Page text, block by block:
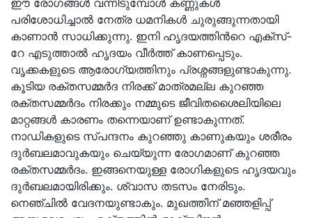
ഈ രോഗങ്ങൾ വന്നിടുമ്പോൾ കണ്ണുകൾ
പരിശോധിച്ചാൽ നേത്ര ധമനികൾ ചുരുങ്ങുന്നതായി
കാണാൻ സാധിക്കുന്നു. ഇനി ഹൃദയത്തിൻറെ എക്സ്-
റേ എടുത്താൽ ഹൃദയം വീർത്ത് കാണപ്പെടും.
വൃക്കകളുടെ ആരോഗ്യത്തിനും പ്രശ്നങ്ങളുണ്ടാകുന്നു.
കൂടിയ രക്തസമ്മർദ നിരക്ക് മാത്രമല്ല കുറഞ്ഞ
രക്തസമ്മർദം നിരക്കും നമ്മുടെ ജീവിതശൈലിയിലെ
മാറ്റങ്ങൾ കാരണം തന്നെയാണ് ഉണ്ടാകുന്നത്.
നാഡികളുടെ സ്പന്ദനം കുറഞ്ഞു കാണുകയും ശരീരം
ദുർബലമാവുകയും ചെയ്യുന്ന രോഗമാണ് കുറഞ്ഞ
രക്തസമ്മർദം. ഇങ്ങനെയുള്ള രോഗികളുടെ ഹൃദയവും
ദുർബലമായിരിക്കും. ശ്വാസ തടസം നേരിടും.
നെഞ്ചിൽ വേദനയുണ്ടാകും. മുഖത്തിന് മഞ്ഞളിപ്പ്